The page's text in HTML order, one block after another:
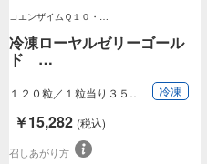
コエンザイムＱ１０・…
冷凍ローヤルゼリーゴール
ド …
１２０粒／１粒当り３５
冷凍
￥15,282 (税込)
召しあがり方